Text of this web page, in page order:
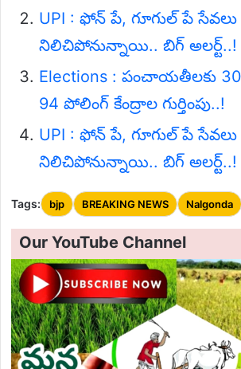
UPI : ఫోన్ పే, గూగుల్ పే సేవలు
నిలిచిపోనున్నాయి.. బిగ్ అలర్ట్..!
Elections : పంచాయతీలకు
94 పోలింగ్ కేంద్రాల గుర్తింపు..!
UPI : ఫోన్ పే, గూగుల్ పే సేవలు
నిలిచిపోనున్నాయి.. బిగ్ అలర్ట్..!
Tags: bjp BREAKING NEWS Nalgonda
Our YouTube Channel